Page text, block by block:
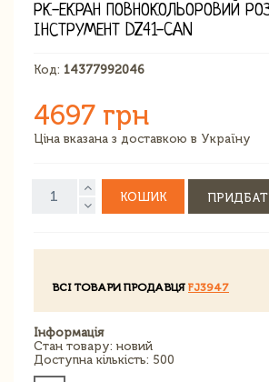
РК-ЕКРАН ПОВНОКОЛЬОРОВИЙ
ІНСТРУМЕНТ DZ41-CAN
Код: 14377992046
4697 грн
Ціна вказана з доставкою в Україну
КОШИК
ВСІ ТОВАРИ ПРОДАВЦЯ FJ3947
Інформація
Стан товару: новий
Доступна кількість: 500